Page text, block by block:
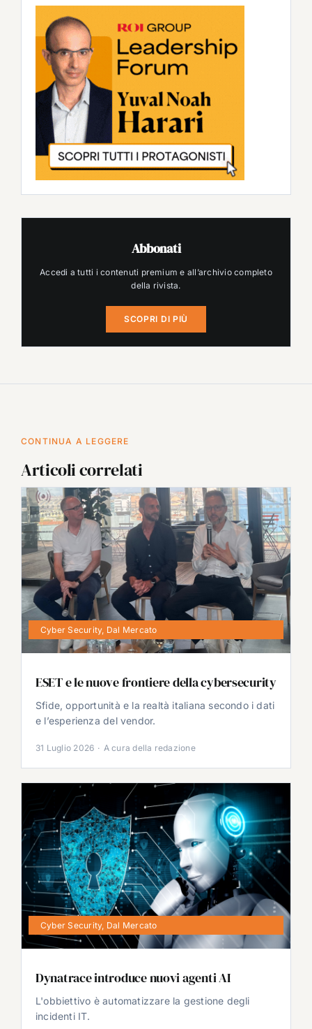
Abbonati
Accedi a tutti i contenuti premium e all’archivio completo
della rivista.
SCOPRI DI PIÙ
CONTINUA A LEGGERE
Articoli correlati
Cyber Security, Dal Mercato
ESET e le nuove frontiere della cybersecurity
Sfide, opportunità e la realtà italiana secondo i dati
e l’esperienza del vendor.
31 Luglio 2026 · A cura della redazione
Cyber Security, Dal Mercato
Dynatrace introduce nuovi agenti AI
L'obbiettivo è automatizzare la gestione degli
incidenti IT.